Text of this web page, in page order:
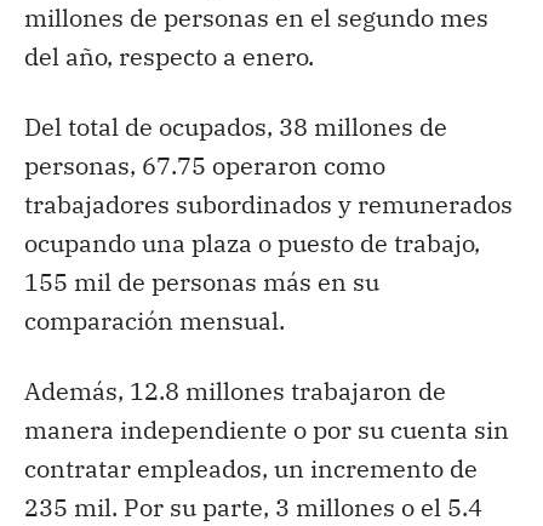
millones de personas en el segundo mes
del año, respecto a enero.
Del total de ocupados, 38 millones de
personas, 67.75 operaron como
trabajadores subordinados y remunerados
ocupando una plaza o puesto de trabajo,
155 mil de personas más en su
comparación mensual.
Además, 12.8 millones trabajaron de
manera independiente o por su cuenta sin
contratar empleados, un incremento de
235 mil. Por su parte, 3 millones o el 5.4